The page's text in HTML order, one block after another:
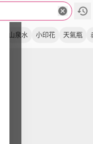
山泉水 小印花 天氣瓶